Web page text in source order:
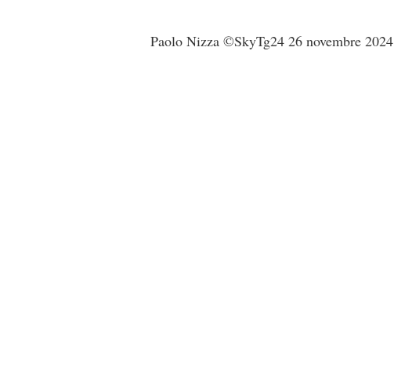
Paolo Nizza ©SkyTg24 26 novembre 2024